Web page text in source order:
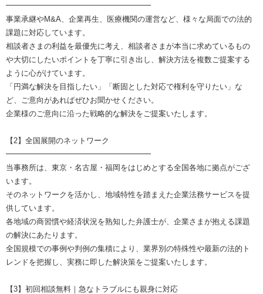
━━━━━━━━━━━━━━━━━━━
事業承継やM&A、企業再生、医療機関の運営など、様々な局面での法的
課題に対応しています。
相談者さまの利益を最優先に考え、相談者さまが本当に求めているもの
や大切にしたいポイントを丁寧に引き出し、解決方法を複数ご提案する
ように心がけています。
「円満な解決を目指したい」「断固とした対応で権利を守りたい」な
ど、ご意向があればぜひお聞かせください。
企業様のご意向に沿った戦略的な解決をご提案いたします。
【2】全国展開のネットワーク
━━━━━━━━━━━━━━━━━━━
当事務所は、東京・名古屋・福岡をはじめとする全国各地に拠点がござ
います。
そのネットワークを活かし、地域特性を踏まえた企業法務サービスを提
供しています。
各地域の商習慣や経済状況を熟知した弁護士が、企業さまが抱える課題
の解決にあたります。
全国規模での事例や判例の集積により、業界別の特殊性や最新の法的ト
レンドを把握し、実務に即した解決策をご提案いたします。
【3】初回相談無料｜急なトラブルにも親身に対応